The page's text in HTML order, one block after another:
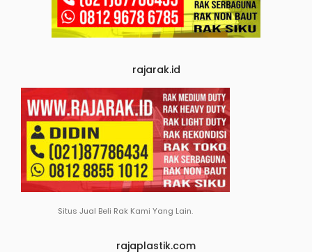
rajarak.id
Situs Jual Beli Rak Kami Yang Lain.
rajaplastik.com